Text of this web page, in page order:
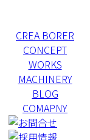
CREA BORER
CONCEPT
WORKS
MACHINERY
BLOG
COMAPNY